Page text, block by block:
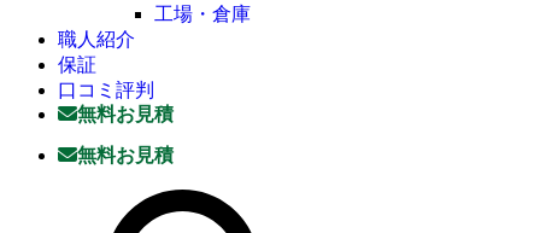
工場・倉庫
職人紹介
保証
口コミ評判
無料お見積
無料お見積